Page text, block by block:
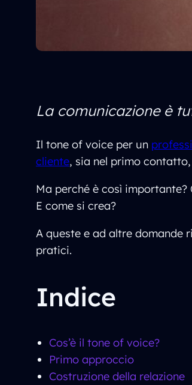
La comunicazione è
Il tone of voice per un
cliente, sia nel primo
Ma perché è così importante?
E come si crea?
A queste e ad altre domande
pratici.
Indice
Cos’è il tone of voice?
Primo approccio
Costruzione della relazione